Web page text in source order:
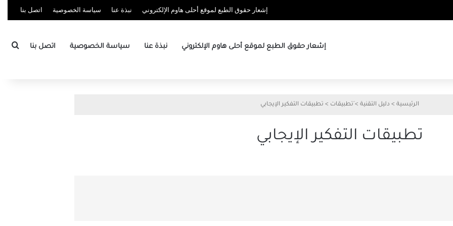
إشعار حقوق الطبع لموقع أحلى هاوم الإلكتروني نبذة عنا سياسة الخصوصية اتصل بنا
إشعار حقوق الطبع لموقع أحلى هاوم الإلكتروني نبذة عنا سياسة الخصوصية اتصل بنا
الرئيسية > دليل التقنية > َتطبيقات > تطبيقات التفكير الإيجابي
تطبيقات التفكير الإيجابي